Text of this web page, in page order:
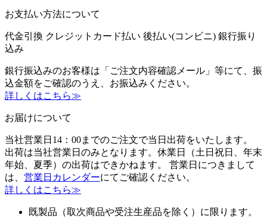
お支払い方法について
代金引換 クレジットカード払い 後払い(コンビニ) 銀行振り
込み
銀行振込みのお客様は「ご注文内容確認メール」等にて、振
込金額をご確認のうえ、お振込みください。
詳しくはこちら≫
お届けについて
当社営業日14：00までのご注文で当日出荷をいたします。
出荷は当社営業日のみとなります。休業日（土日祝日、年末
年始、夏季）の出荷はできかねます。 営業日につきまして
は、 営業日カレンダーにてご確認ください。
詳しくはこちら≫
既製品（取次商品や受注生産品を除く）に限ります。